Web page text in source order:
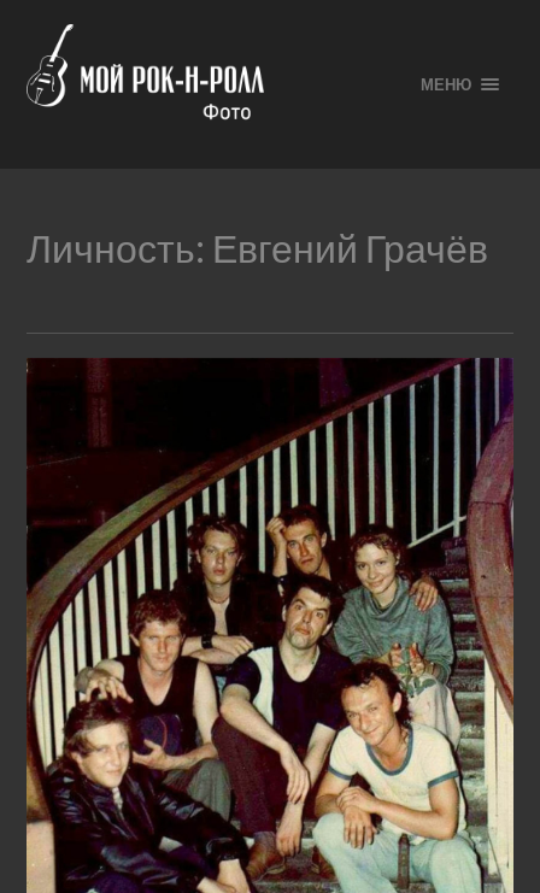
МЕНЮ
Личность: Евгений Грачёв